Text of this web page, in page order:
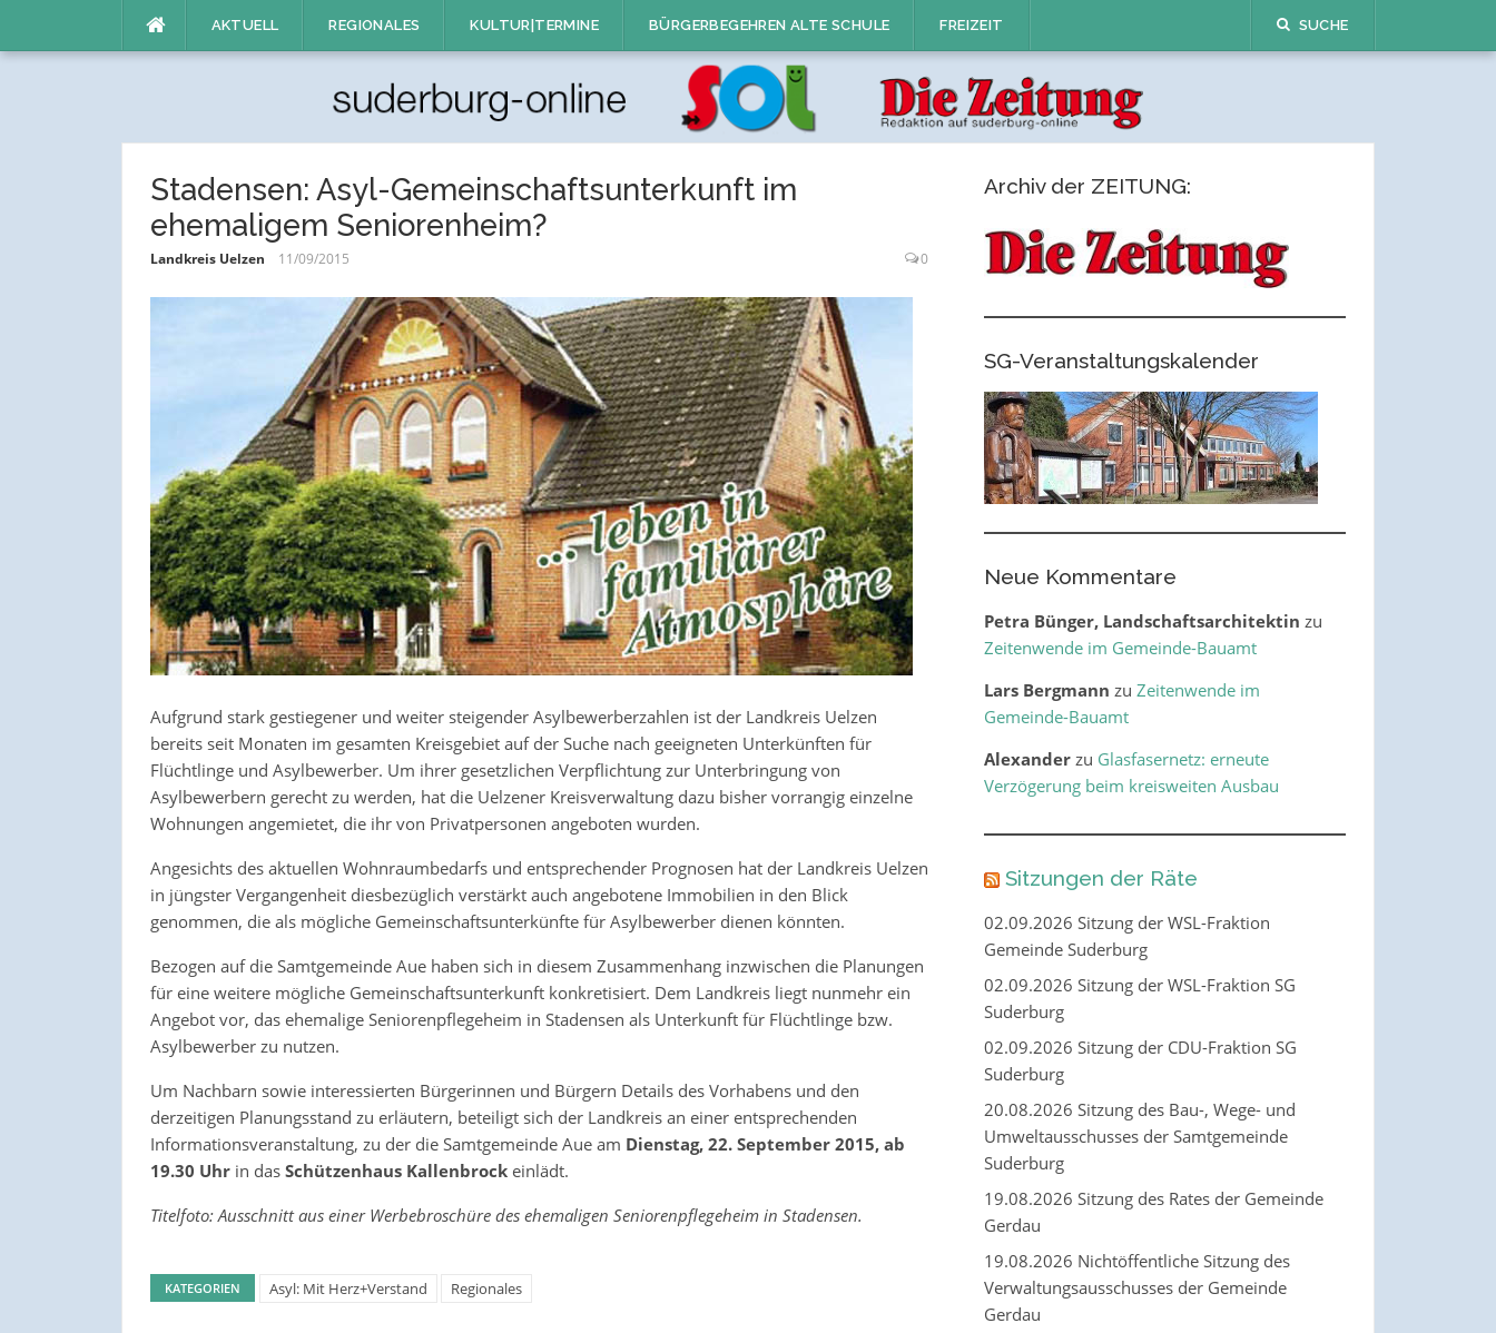
AKTUELL REGIONALES KULTUR|TERMINE BÜRGERBEGEHREN ALTE SCHULE FREIZEIT SUCHE
Stadensen: Asyl-Gemeinschaftsunterkunft im
ehemaligem Seniorenheim?
Landkreis Uelzen 11/09/2015 0
Aufgrund stark gestiegener und weiter steigender Asylbewerberzahlen ist der Landkreis Uelzen
bereits seit Monaten im gesamten Kreisgebiet auf der Suche nach geeigneten Unterkünften für
Flüchtlinge und Asylbewerber. Um ihrer gesetzlichen Verpflichtung zur Unterbringung von
Asylbewerbern gerecht zu werden, hat die Uelzener Kreisverwaltung dazu bisher vorrangig einzelne
Wohnungen angemietet, die ihr von Privatpersonen angeboten wurden.
Angesichts des aktuellen Wohnraumbedarfs und entsprechender Prognosen hat der Landkreis Uelzen
in jüngster Vergangenheit diesbezüglich verstärkt auch angebotene Immobilien in den Blick
genommen, die als mögliche Gemeinschaftsunterkünfte für Asylbewerber dienen könnten.
Bezogen auf die Samtgemeinde Aue haben sich in diesem Zusammenhang inzwischen die Planungen
für eine weitere mögliche Gemeinschaftsunterkunft konkretisiert. Dem Landkreis liegt nunmehr ein
Angebot vor, das ehemalige Seniorenpflegeheim in Stadensen als Unterkunft für Flüchtlinge bzw.
Asylbewerber zu nutzen.
Um Nachbarn sowie interessierten Bürgerinnen und Bürgern Details des Vorhabens und den
derzeitigen Planungsstand zu erläutern, beteiligt sich der Landkreis an einer entsprechenden
Informationsveranstaltung, zu der die Samtgemeinde Aue am Dienstag, 22. September 2015, ab
19.30 Uhrin das Schützenhaus Kallenbrockeinlädt.
Titelfoto: Ausschnitt aus einer Werbebroschüre des ehemaligen Seniorenpflegeheim in Stadensen.
KATEGORIEN Asyl: Mit Herz+Verstand Regionales
Archiv der ZEITUNG:
SG-Veranstaltungskalender
Neue Kommentare
Petra Bünger, Landschaftsarchitektin zu
Zeitenwende im Gemeinde-Bauamt
Lars Bergmann zu Zeitenwende im
Gemeinde-Bauamt
Alexanderzu Glasfasernetz: erneute
Verzögerung beim kreisweiten Ausbau
Sitzungen der Räte
02.09.2026 Sitzung der WSL-Fraktion
Gemeinde Suderburg
02.09.2026 Sitzung der WSL-Fraktion SG
Suderburg
02.09.2026 Sitzung der CDU-Fraktion SG
Suderburg
20.08.2026 Sitzung des Bau-, Wege- und
Umweltausschusses der Samtgemeinde
Suderburg
19.08.2026 Sitzung des Rates der Gemeinde
Gerdau
19.08.2026 Nichtöffentliche Sitzung des
Verwaltungsausschusses der Gemeinde
Gerdau